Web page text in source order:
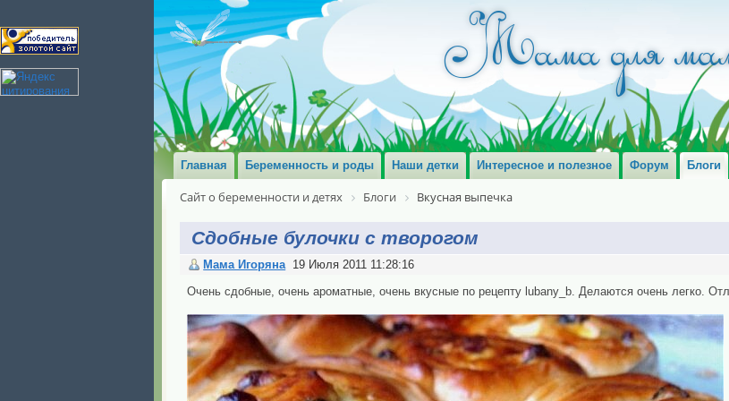
Главная Беременность и роды Наши детки Интересное и полезное Форум Блоги
Сайт о беременности и детях Блоги Вкусная выпечка
Сдобные булочки с творогом
Мама Игоряна 19 Июля 2011 11:28:16
Очень сдобные, очень ароматные, очень вкусные по рецепту lubany_b. Делаются очень легко.